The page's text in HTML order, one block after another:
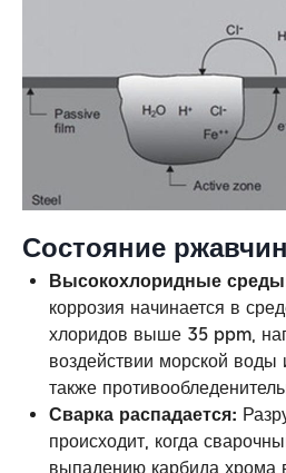
Состояние
Высокохлоридные
коррозия начинается в
хлоридов выше 35 ppm,
воздействии морской воды
также
Сварка распадается:
происходит, когда
выпадению карбида хрома